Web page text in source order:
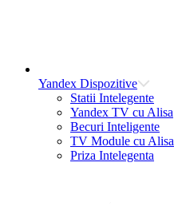
Yandex Dispozitive
Statii Intelegente
Yandex TV cu Alisa
Becuri Inteligente
TV Module cu Alisa
Priza Intelegenta